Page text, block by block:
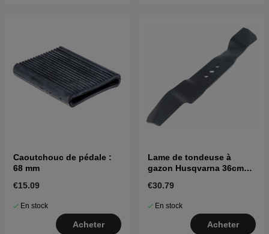
Caoutchouc de pédale :
68 mm
€15.09
En stock
Acheter
Lame de tondeuse à
gazon Husqvarna 36cm
€30.79
En stock
Acheter